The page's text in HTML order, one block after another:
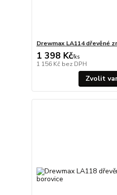
Drewmax LA114 dřevěné
1 398 Kč/ks
1 156 Kč bez DPH
Zvolit